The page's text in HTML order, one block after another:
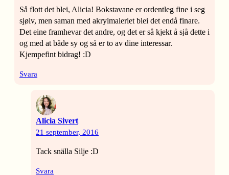
Så flott det blei, Alicia! Bokstavane er ordentleg fine i seg
sjølv, men saman med akrylmaleriet blei det endå finare.
Det eine framhevar det andre, og det er så kjekt å sjå dette i
og med at både sy og så er to av dine interessar.
Kjempefint bidrag! :D
Svara
Alicia Sivert
21 september, 2016
Tack snälla Silje :D
Svara